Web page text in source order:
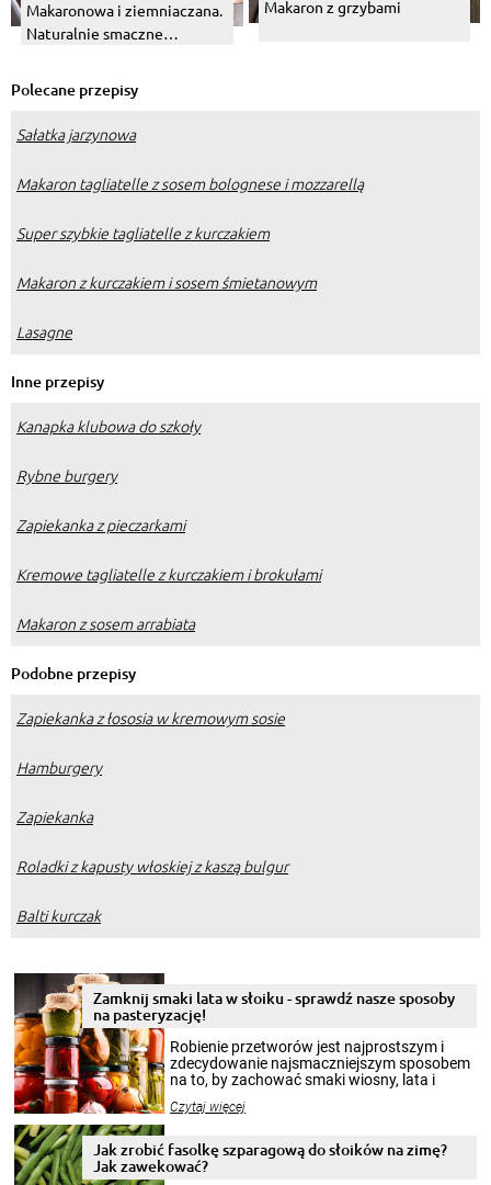
Makaronowa i ziemniaczana.
Naturalnie smaczne
Makaron z grzybami
Polecane przepisy
Sałatka jarzynowa
Makaron tagliatelle z sosem bolognese i mozzarellą
Super szybkie tagliatelle z kurczakiem
Makaron z kurczakiem i sosem śmietanowym
Lasagne
Inne przepisy
Kanapka klubowa do szkoły
Rybne burgery
Zapiekanka z pieczarkami
Kremowe tagliatelle z kurczakiem i brokułami
Makaron z sosem arrabiata
Podobne przepisy
Zapiekanka z łososia w kremowym sosie
Hamburgery
Zapiekanka
Roladki z kapusty włoskiej z kaszą bulgur
Balti kurczak
Zamknij smaki lata w słoiku - sprawdź nasze sposoby
na pasteryzację!
Robienie przetworów jest najprostszym i
zdecydowanie najsmaczniejszym sposobem
na to, by zachować smaki wiosny, lata i
krajobrazów, by cieszyć nimi oko w sezonie
pełni poczuć atmosferę cieplejszych
miesięcy. Przygotowanie słoików ze
Czytaj więcej
Jak zrobić fasolkę szparagową do słoików na zimę?
Jak zawekować?